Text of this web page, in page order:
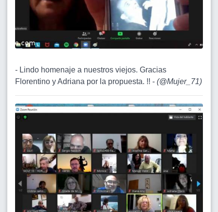
- Lindo homenaje a nuestros viejos. Gracias
Florentino y Adriana por la propuesta. !! - (@Mujer_71)